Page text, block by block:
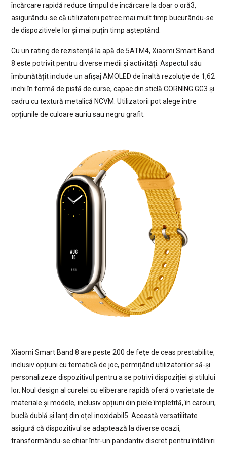
încărcare rapidă reduce timpul de încărcare la doar o oră3,
asigurându-se că utilizatorii petrec mai mult timp bucurându-se
de dispozitivele lor și mai puțin timp așteptând.
Cu un rating de rezistență la apă de 5ATM4, Xiaomi Smart Band
8 este potrivit pentru diverse medii și activități. Aspectul său
îmbunătățit include un afișaj AMOLED de înaltă rezoluție de 1,62
inchi în formă de pistă de curse, capac din sticlă CORNING GG3 și
cadru cu textură metalică NCVM. Utilizatorii pot alege între
opțiunile de culoare auriu sau negru grafit.
Xiaomi Smart Band 8 are peste 200 de fețe de ceas prestabilite,
inclusiv opțiuni cu tematică de joc, permițând utilizatorilor să-și
personalizeze dispozitivul pentru a se potrivi dispoziției și stilului
lor. Noul design al curelei cu eliberare rapidă oferă o varietate de
materiale și modele, inclusiv opțiuni din piele împletită, în carouri,
buclă dublă și lanț din oțel inoxidabil5. Această versatilitate
asigură că dispozitivul se adaptează la diverse ocazii,
transformându-se chiar într-un pandantiv discret pentru întâlniri